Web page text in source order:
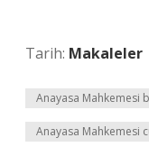
Tarih: Makaleler
Anayasa Mahkemesi
Anayasa Mahkemesi